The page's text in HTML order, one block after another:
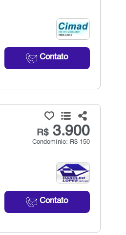
Contato
R$3.900
Condomínio: R$ 150
Contato